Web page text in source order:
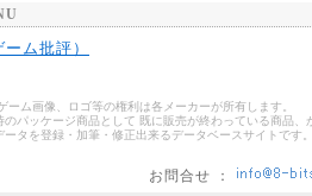
ム批評）
ム画像、ロゴ等の権利は各メーカーが所有します。
のパッケージ商品として 既に販売が終わっている商品
ータを登録・加筆・修正出来るデータベースサイトで
お問合せ ：